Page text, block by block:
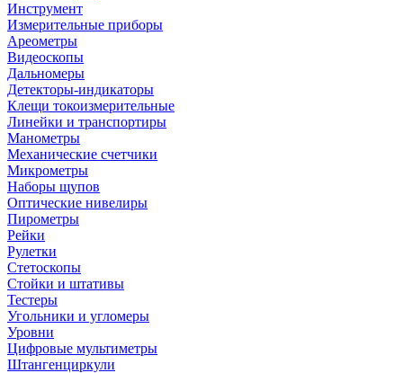
Инструмент
Измерительные приборы
Ареометры
Видеоскопы
Дальномеры
Детекторы-индикаторы
Клещи токоизмерительные
Линейки и транспортиры
Манометры
Механические счетчики
Микрометры
Наборы щупов
Оптические нивелиры
Пирометры
Рейки
Рулетки
Стетоскопы
Стойки и штативы
Тестеры
Угольники и угломеры
Уровни
Цифровые мультиметры
Штангенциркули